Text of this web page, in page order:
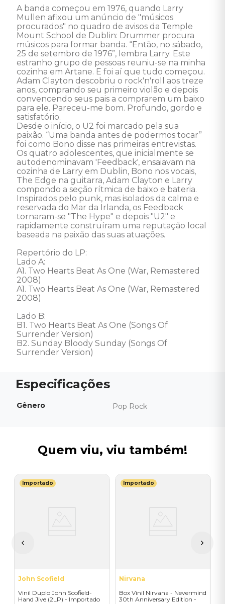
A banda começou em 1976, quando Larry
Mullen afixou um anúncio de "músicos
procurados" no quadro de avisos da Temple
Mount School de Dublin: Drummer procura
músicos para formar banda. “Então, no sábado,
25 de setembro de 1976”, lembra Larry. Este
estranho grupo de pessoas reuniu-se na minha
cozinha em Artane. E foi aí que tudo começou.
Adam Clayton descobriu o rock'n'roll aos treze
anos, comprando seu primeiro violão e depois
convencendo seus pais a comprarem um baixo
para ele. Pareceu-me bom. Profundo, gordo e
satisfatório.
Desde o início, o U2 foi marcado pela sua
paixão. “Uma banda antes de podermos tocar”
foi como Bono disse nas primeiras entrevistas.
Os quatro adolescentes, que inicialmente se
autodenominavam 'Feedback', ensaiavam na
cozinha de Larry em Dublin, Bono nos vocais,
The Edge na guitarra, Adam Clayton e Larry
compondo a seção rítmica de baixo e bateria.
Inspirados pelo punk, mas isolados da calma e
reservada do Mar da Irlanda, os Feedback
tornaram-se "The Hype" e depois "U2" e
rapidamente construíram uma reputação local
baseada na paixão das suas atuações.
Repertório do LP:
Lado A:
A1. Two Hearts Beat As One (War, Remastered
2008)
A1. Two Hearts Beat As One (War, Remastered
2008)
Lado B:
B1. Two Hearts Beat As One (Songs Of
Surrender Version)
B2. Sunday Bloody Sunday (Songs Of
Surrender Version)
Gênero Pop Rock
Quem viu, viu também!
Importado
John Scofield
Vinil Duplo John Scofield-
Hand Jive (2LP) - Importado
Importado
Nirvana
Box Vinil Nirvana - Nevermind
30th Anniversary Edition -